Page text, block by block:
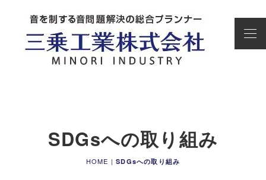
SDGsへの取り組み
HOME |SDGsへの取り組み